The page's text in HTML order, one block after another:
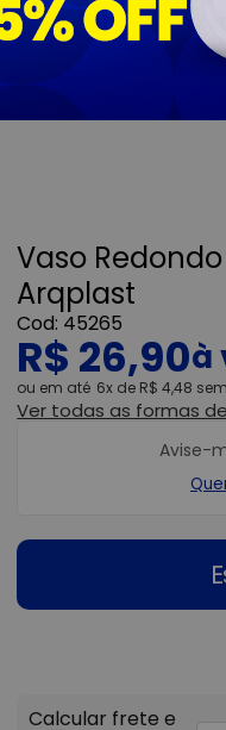
Vaso
Arqplast
45265
R$ 26,90
ou 6x de R$ 4,48
Ver todas as formas
Avise-